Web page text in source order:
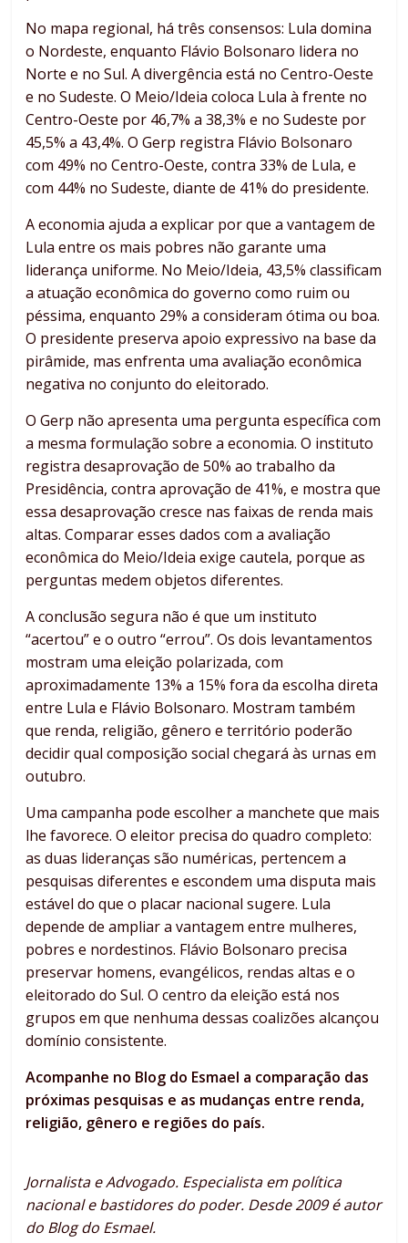
No mapa regional, há três consensos: Lula domina
o Nordeste, enquanto Flávio Bolsonaro lidera no
Norte e no Sul. A divergência está no Centro-Oeste
e no Sudeste. O Meio/Ideia coloca Lula à frente no
Centro-Oeste por 46,7% a 38,3% e no Sudeste por
45,5% a 43,4%. O Gerp registra Flávio Bolsonaro
com 49% no Centro-Oeste, contra 33% de Lula, e
com 44% no Sudeste, diante de 41% do presidente.
A economia ajuda a explicar por que a vantagem de
Lula entre os mais pobres não garante uma
liderança uniforme. No Meio/Ideia, 43,5% classificam
a atuação econômica do governo como ruim ou
péssima, enquanto 29% a consideram ótima ou boa.
O presidente preserva apoio expressivo na base da
pirâmide, mas enfrenta uma avaliação econômica
negativa no conjunto do eleitorado.
O Gerp não apresenta uma pergunta específica com
a mesma formulação sobre a economia. O instituto
registra desaprovação de 50% ao trabalho da
Presidência, contra aprovação de 41%, e mostra que
essa desaprovação cresce nas faixas de renda mais
altas. Comparar esses dados com a avaliação
econômica do Meio/Ideia exige cautela, porque as
perguntas medem objetos diferentes.
A conclusão segura não é que um instituto
“acertou” e o outro “errou”. Os dois levantamentos
mostram uma eleição polarizada, com
aproximadamente 13% a 15% fora da escolha direta
entre Lula e Flávio Bolsonaro. Mostram também
que renda, religião, gênero e território poderão
decidir qual composição social chegará às urnas em
outubro.
Uma campanha pode escolher a manchete que mais
lhe favorece. O eleitor precisa do quadro completo:
as duas lideranças são numéricas, pertencem a
pesquisas diferentes e escondem uma disputa mais
estável do que o placar nacional sugere. Lula
depende de ampliar a vantagem entre mulheres,
pobres e nordestinos. Flávio Bolsonaro precisa
preservar homens, evangélicos, rendas altas e o
eleitorado do Sul. O centro da eleição está nos
grupos em que nenhuma dessas coalizões alcançou
domínio consistente.
Acompanhe no Blog do Esmael a comparação das
próximas pesquisas e as mudanças entre renda,
religião, gênero e regiões do país.
Jornalista e Advogado. Especialista em política
nacional e bastidores do poder. Desde 2009 é autor
do Blog do Esmael.